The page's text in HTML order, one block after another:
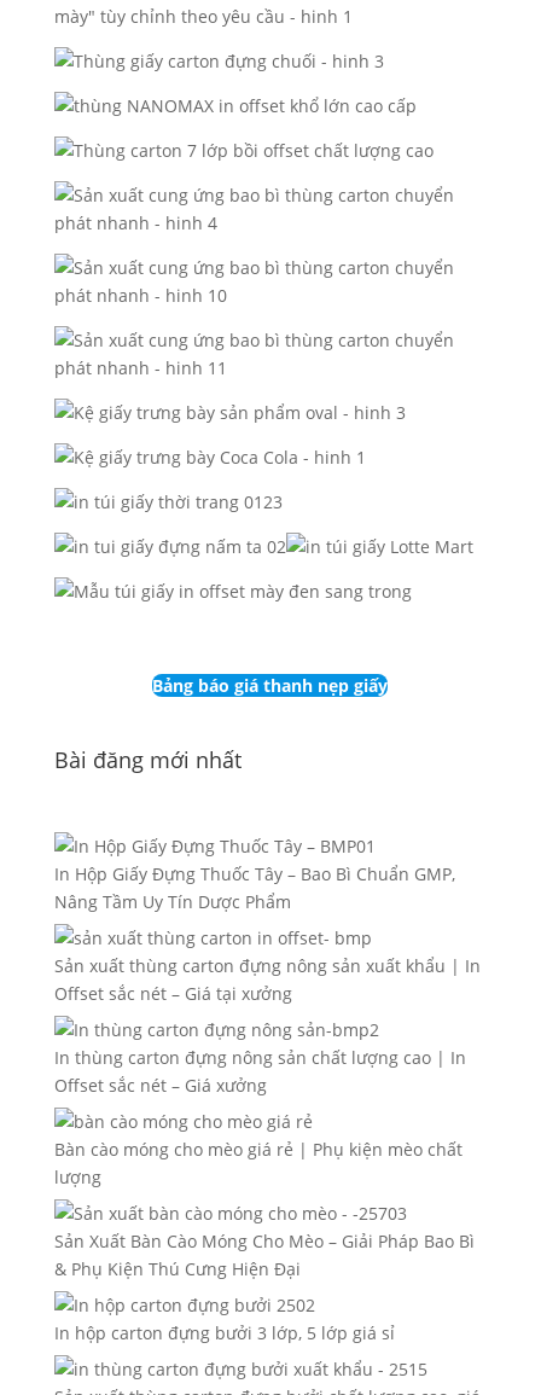
Bảng báo giá thanh nẹp giấy
Bài đăng mới nhất
In Hộp Giấy Đựng Thuốc Tây – Bao Bì Chuẩn GMP,
Nâng Tầm Uy Tín Dược Phẩm
Sản xuất thùng carton đựng nông sản xuất khẩu | In
Offset sắc nét – Giá tại xưởng
In thùng carton đựng nông sản chất lượng cao | In
Offset sắc nét – Giá xưởng
Bàn cào móng cho mèo giá rẻ | Phụ kiện mèo chất
lượng
Sản Xuất Bàn Cào Móng Cho Mèo – Giải Pháp Bao Bì
& Phụ Kiện Thú Cưng Hiện Đại
In hộp carton đựng bưởi 3 lớp, 5 lớp giá sỉ